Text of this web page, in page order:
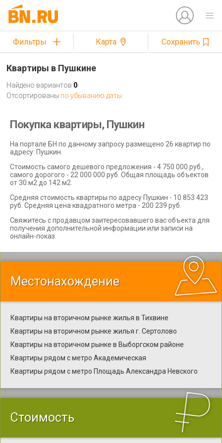
Фильтры Карта Сохранить
Квартиры в Пушкине
Найдено вариантов 0
Отсортированы по убыванию даты
Покупка квартиры, Пушкин
На портале БН по данному запросу размещено 26 квартир по
адресу: Пушкин.
Стоимость самого дешевого предложения - 4 750 000 руб.,
самого дорогого - 22 000 000 руб. Общая площадь объектов
от 30 м2 до 142 м2.
Средняя стоимость квартиры по адресу Пушкин - 10 853 423
руб. Средняя цена квадратного метра - 200 239 руб.
Свяжитесь с продавцом заитересовавшего вас объекта для
получения дополнительной информации или записи на
онлайн-показ.
Местонахождение
Квартиры на вторичном рынке жилья в Тихвине
Квартиры на вторичном рынке жилья г. Сертолово
Квартиры на вторичном рынке в Выборгском районе
Квартиры рядом с метро Академическая
Квартиры рядом с метро Площадь Александра Невского
Стоимость